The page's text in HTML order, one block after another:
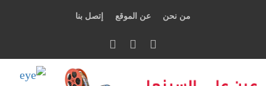
من نحن عن الموقع إتصل بنا